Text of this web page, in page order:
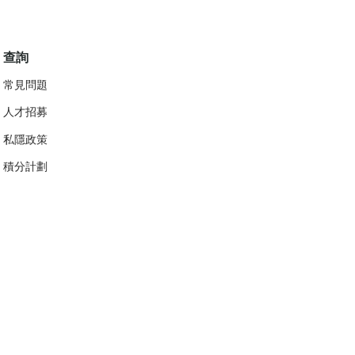
查詢
常見問題
人才招募
私隱政策
​積分計劃